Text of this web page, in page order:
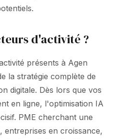
d'activité ?
présents à Agen
la stratégie complète de
digitale. Dès lors que vos
en ligne, l'optimisation IA
PME cherchant une
entreprises en croissance,